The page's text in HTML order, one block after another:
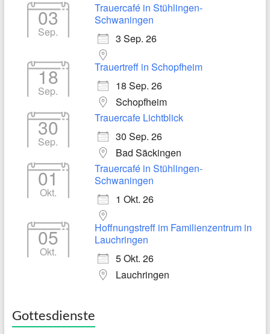
03
Sep.
Trauercafé in Stühlingen-
Schwaningen
3 Sep. 26
18
Sep.
Trauertreff in Schopfheim
18 Sep. 26
Schopfheim
30
Sep.
Trauercafe Lichtblick
30 Sep. 26
Bad Säckingen
01
Okt.
Trauercafé in Stühlingen-
Schwaningen
1 Okt. 26
05
Okt.
Hoffnungstreff im Familienzentrum in
Lauchringen
5 Okt. 26
Lauchringen
Gottesdienste